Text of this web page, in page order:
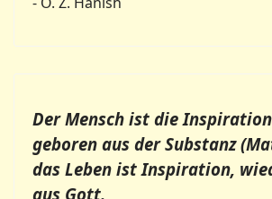
Der Mensch ist die
geboren aus der Substanz
das Leben ist Inspiration,
aus Gott.